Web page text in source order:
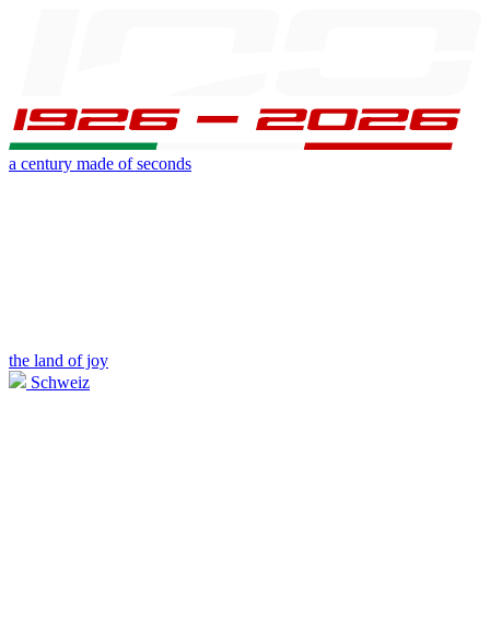
a century made of seconds
the land of joy
Schweiz